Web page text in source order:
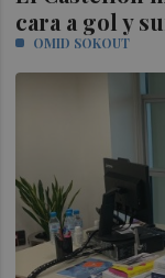
cara a gol y
OMID SOKOUT